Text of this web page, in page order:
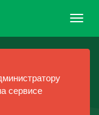
сервисе